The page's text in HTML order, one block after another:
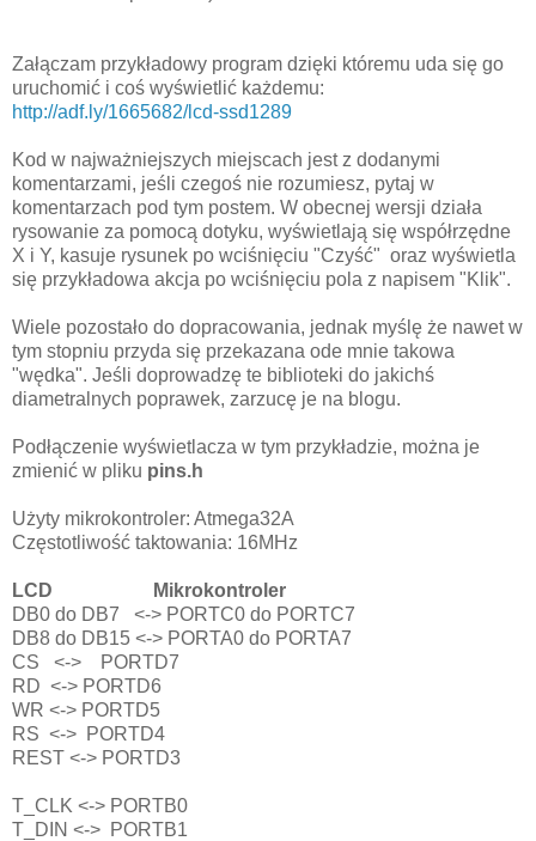
Załączam przykładowy program dzięki któremu uda się go
uruchomić i coś wyświetlić każdemu:
http://adf.ly/1665682/lcd-ssd1289
Kod w najważniejszych miejscach jest z dodanymi
komentarzami, jeśli czegoś nie rozumiesz, pytaj w
komentarzach pod tym postem. W obecnej wersji działa
rysowanie za pomocą dotyku, wyświetlają się współrzędne
X i Y, kasuje rysunek po wciśnięciu "Czyść" oraz wyświetla
się przykładowa akcja po wciśnięciu pola z napisem "Klik".
Wiele pozostało do dopracowania, jednak myślę że nawet w
tym stopniu przyda się przekazana ode mnie takowa
"wędka". Jeśli doprowadzę te biblioteki do jakichś
diametralnych poprawek, zarzucę je na blogu.
Podłączenie wyświetlacza w tym przykładzie, można je
zmienić w pliku pins.h
Użyty mikrokontroler: Atmega32A
Częstotliwość taktowania: 16MHz
LCD Mikrokontroler
DB0 do DB7 <-> PORTC0 do PORTC7
DB8 do DB15 <-> PORTA0 do PORTA7
CS <-> PORTD7
RD <-> PORTD6
WR <-> PORTD5
RS <-> PORTD4
REST <-> PORTD3
T_CLK <-> PORTB0
T_DIN <-> PORTB1